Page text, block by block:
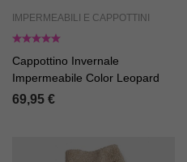
IMPERMEABILI E CAPPOTTINI
Cappottino Invernale
Impermeabile Color Leopard
69,95 €